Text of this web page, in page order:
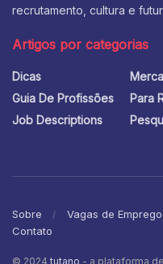
recrutamento, cultura e
Artigos por categorias
Dicas
Guia De Profissões
Job Descriptions
Para
Sobre Vagas de Emprego
Contato
© 2024 tutano - a plataforma